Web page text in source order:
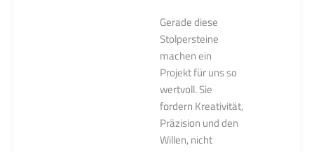
Gerade diese
Stolpersteine
machen ein
Projekt für uns so
wertvoll. Sie
fordern Kreativität,
Präzision und den
Willen, nicht